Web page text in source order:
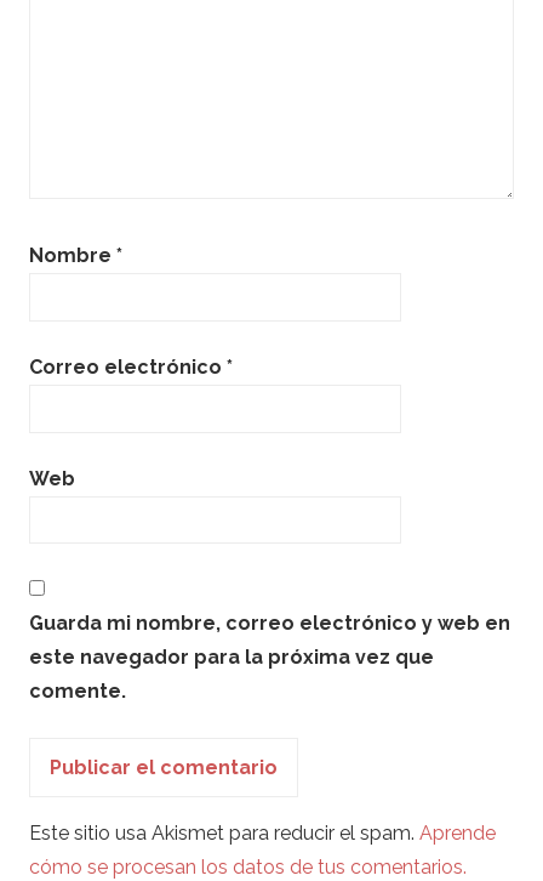
Nombre *
Correo electrónico *
Web
Guarda mi nombre, correo electrónico y web en
este navegador para la próxima vez que
comente.
Este sitio usa Akismet para reducir el spam. Aprende
cómo se procesan los datos de tus comentarios.